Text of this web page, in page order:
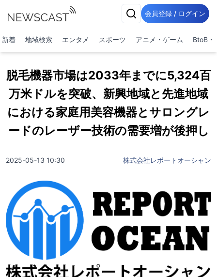
会員登録 / ログイン
新着 地域検索 エンタメ スポーツ アニメ・ゲーム BtoB・
脱毛機器市場は2033年までに5,324百
万米ドルを突破、新興地域と先進地域
における家庭用美容機器とサロングレ
ードのレーザー技術の需要増が後押し
2025-05-13 10:30 株式会社レポートオーシャン